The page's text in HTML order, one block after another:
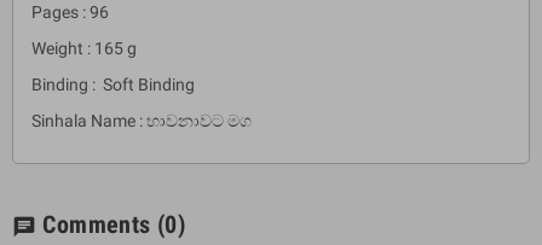
Pages : 96
Weight : 165 g
Binding : Soft Binding
Sinhala Name : භාවනාවට මග
chat Comments (0)